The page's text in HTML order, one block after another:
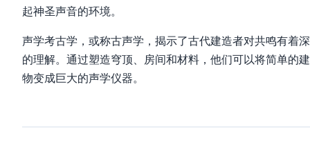
起神圣声音的环境。
声学考古学，或称古声学，揭示了古代建造者对共鸣有着
的理解。通过塑造穹顶、房间和材料，他们可以将简单的
物变成巨大的声学仪器。